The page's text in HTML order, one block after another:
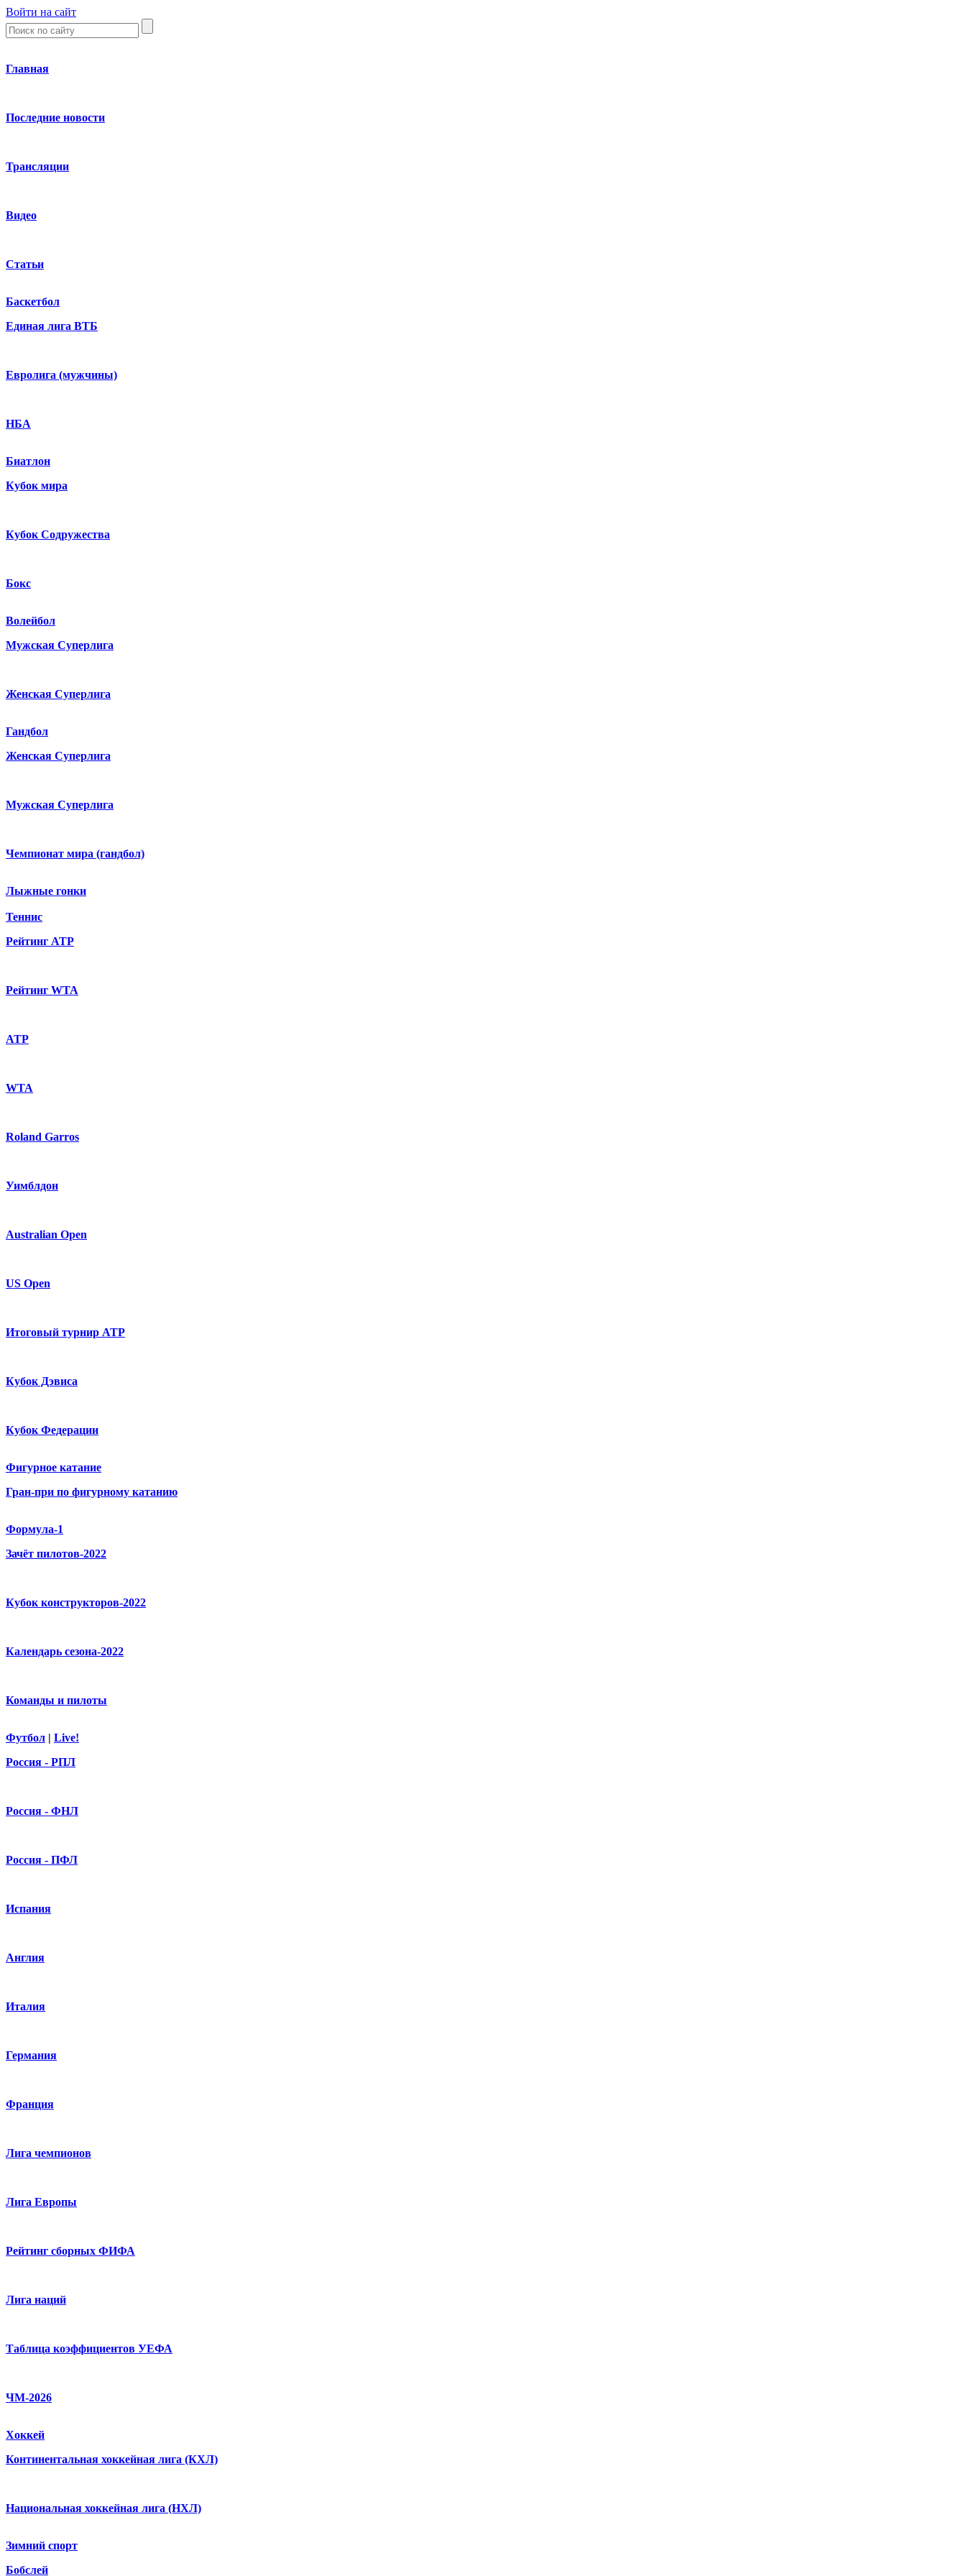
Войти на сайт
Главная
Последние новости
Трансляции
Видео
Статьи
Баскетбол
Единая лига ВТБ
Евролига (мужчины)
НБА
Биатлон
Кубок мира
Кубок Содружества
Бокс
Волейбол
Мужская Суперлига
Женская Суперлига
Гандбол
Женская Суперлига
Мужская Суперлига
Чемпионат мира (гандбол)
Лыжные гонки
Теннис
Рейтинг ATP
Рейтинг WTA
ATP
WTA
Roland Garros
Уимблдон
Australian Open
US Open
Итоговый турнир ATP
Кубок Дэвиса
Кубок Федерации
Фигурное катание
Гран-при по фигурному катанию
Формула-1
Зачёт пилотов-2022
Кубок конструкторов-2022
Календарь сезона-2022
Команды и пилоты
Футбол | Live!
Россия - РПЛ
Россия - ФНЛ
Россия - ПФЛ
Испания
Англия
Италия
Германия
Франция
Лига чемпионов
Лига Европы
Рейтинг сборных ФИФА
Лига наций
Таблица коэффициентов УЕФА
ЧМ-2026
Хоккей
Континентальная хоккейная лига (КХЛ)
Национальная хоккейная лига (НХЛ)
Зимний спорт
Бобслей